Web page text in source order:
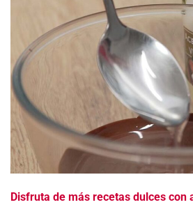
Disfruta de más recetas dulces con